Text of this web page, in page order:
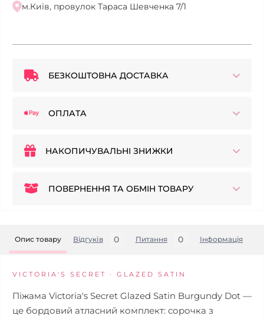
м.Київ, провулок Тараса Шевченка 7/1
БЕЗКОШТОВНА ДОСТАВКА
ОПЛАТА
НАКОПИЧУВАЛЬНІ ЗНИЖКИ
ПОВЕРНЕННЯ ТА ОБМІН ТОВАРУ
Опис товару Відгуків 0 Питання 0 Iнформація
VICTORIA'S SECRET · GLAZED SATIN
Піжама Victoria's Secret Glazed Satin Burgundy Dot —
це бордовий атласний комплект: сорочка з